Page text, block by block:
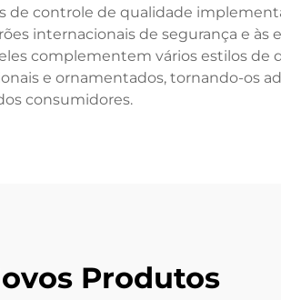
controle de qualidade
internacionais de segurança e às
complementem vários estilos de
e ornamentados, tornando-os
consumidores.
Produtos